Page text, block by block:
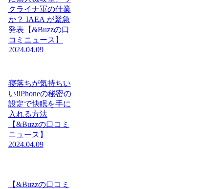
クライナ軍の仕業
か？ IAEA が緊急
発表【&Buzzの口
コミニュース】
2024.04.09
寝落ちが気持ちい
い!iPhoneの秘密の
設定で快眠を手に
入れる方法
【&Buzzの口コミ
ニュース】
2024.04.09
【&Buzzの口コミ